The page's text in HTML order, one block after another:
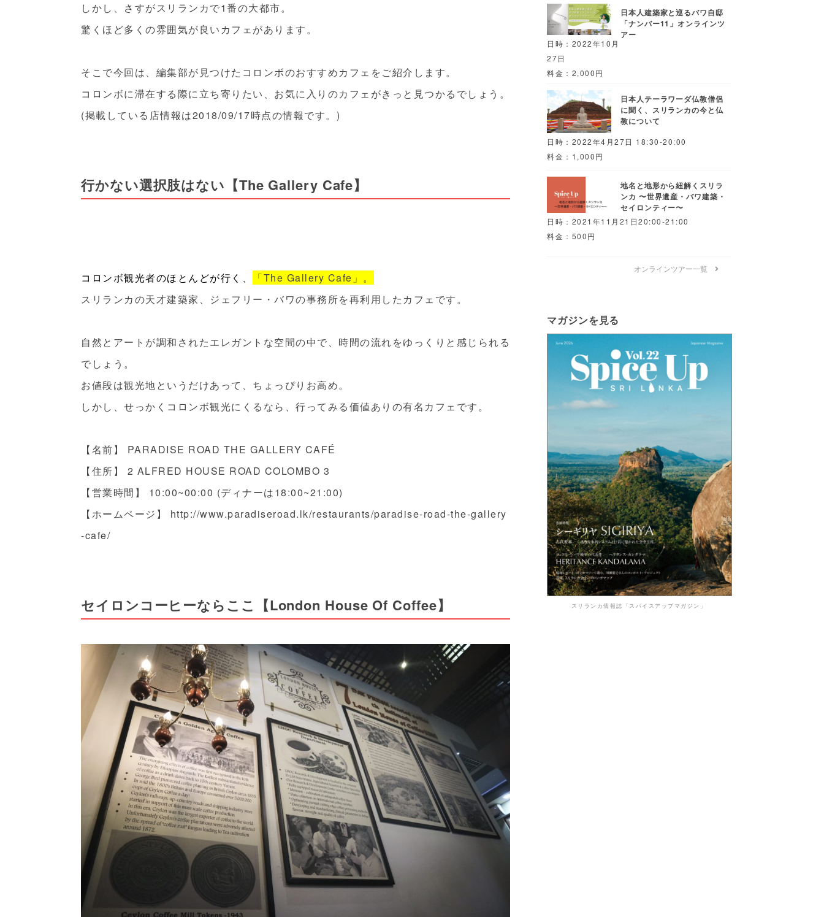
しかし、さすがスリランカで1番の大都市。
驚くほど多くの雰囲気が良いカフェがあります。
そこで今回は、編集部が見つけたコロンボのおすすめカフェをご紹介します。
コロンボに滞在する際に立ち寄りたい、お気に入りのカフェがきっと見つかるでしょう。
(掲載している店情報は2018/09/17時点の情報です。)
行かない選択肢はない【The Gallery Cafe】
コロンボ観光者のほとんどが行く、
「The Gallery Cafe」。
スリランカの天才建築家、ジェフリー・バワの事務所を再利用したカフェです。
自然とアートが調和されたエレガントな空間の中で、時間の流れをゆっくりと感じられる
でしょう。
お値段は観光地というだけあって、ちょっぴりお高め。
しかし、せっかくコロンボ観光にくるなら、行ってみる価値ありの有名カフェです。
【名前】 PARADISE ROAD THE GALLERY CAFÉ
【住所】
2 ALFRED HOUSE ROAD COLOMBO 3
【営業時間】 10:00~00:00 (ディナーは18:00~21:00)
【ホームページ】 http://www.paradiseroad.lk/restaurants/paradise-road-the-gallery
-cafe/
セイロンコーヒーならここ【London House Of Coffee】
日本人建築家と巡るバワ自邸
「ナンバー11」オンラインツ
アー
日時：2022年10月
27日
料金：2,000円
日本人テーラワーダ仏教僧侶
に聞く、スリランカの今と仏
教について
日時：2022年4月27日 18:30-20:00
料金：1,000円
地名と地形から紐解くスリラ
ンカ 〜世界遺産・バワ建築・
セイロンティー〜
日時：2021年11月21日20:00-21:00
料金：500円
オンラインツアー一覧
マガジンを見る
スリランカ情報誌「スパイスアップマガジン」